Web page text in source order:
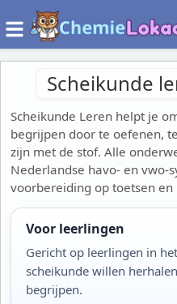
Scheikunde
Scheikunde Leren helpt je
begrijpen door te oefenen,
zijn met de stof. Alle
Nederlandse havo- en vwo-
voorbereiding op toetsen
Voor leerlingen
Gericht op leerlingen in
scheikunde willen
begrijpen.